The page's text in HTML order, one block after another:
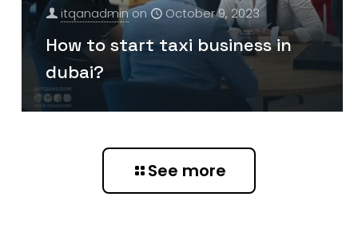
itqanadminon October 9, 2023
How to start taxi business in
dubai?
See more